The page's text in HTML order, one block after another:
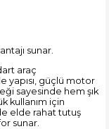
sunar.
araç
yapısı, güçlü motor
sayesinde hem şık
kullanım için
elde rahat tutuş
sunar.